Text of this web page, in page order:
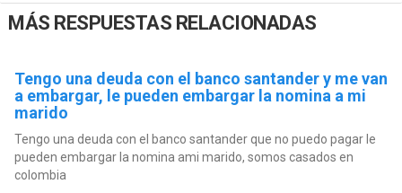
MÁS RESPUESTAS RELACIONADAS
Tengo una deuda con el banco santander y me van
a embargar, le pueden embargar la nomina a mi
marido
Tengo una deuda con el banco santander que no puedo pagar le
pueden embargar la nomina ami marido, somos casados en
colombia